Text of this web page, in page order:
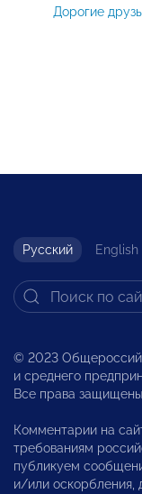
Дорогие
Русский English
© 2023
и среднего
Все права
Комментарии на
требованиям
публикуем
и/или оскорбления,